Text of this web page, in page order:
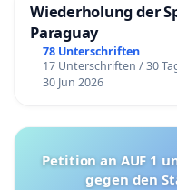
Wiederholung der
Paraguay
78 Unterschriften
17 Unterschriften / 30
30 Jun 2026
Petition an AUF 1
gegen den